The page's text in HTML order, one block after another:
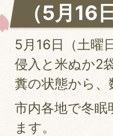
（5月16
5月16日（土曜
侵入と米ぬか2
糞の状態から
市内各地で冬
ます。